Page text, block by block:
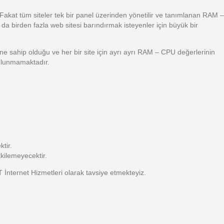
tüm siteler tek bir panel üzerinden yönetilir ve tanımlanan RAM –
birden fazla web sitesi barındırmak isteyenler için büyük bir
sahip olduğu ve her bir site için ayrı ayrı RAM – CPU değerlerinin
Hizmetleri olarak tavsiye etmekteyiz.